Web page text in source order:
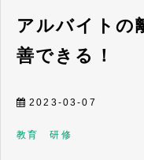
アルバイトの
善できる！
2023-03-07
教育 研修